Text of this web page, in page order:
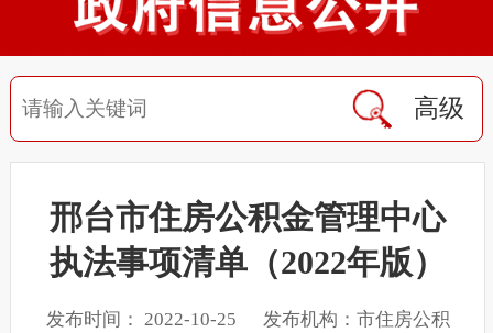
高级
邢台市住房公积金管理中心
执法事项清单（2022年版）
发布时间： 2022-10-25 发布机构：市住房公积